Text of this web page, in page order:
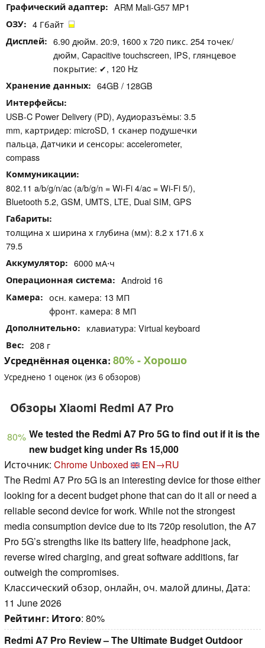
Графический адаптер ARM Mali-G57 MP1
ОЗУ 4 Гбайт
Дисплей
6.90 дюйм. 20:9, 1600 x 720 пикс. 254 точек/
дюйм, Capacitive touchscreen, IPS, глянцевое
покрытие: ✔, 120 Hz
Хранение данных 64GB / 128GB
Интерфейсы
USB-C Power Delivery (PD), Аудиоразъёмы: 3.5
mm, картридер: microSD, 1 сканер подушечки
пальца, Датчики и сенсоры: accelerometer,
compass
Коммуникации
802.11 a/b/g/n/ac (a/b/g/n = Wi-Fi 4/ac = Wi-Fi 5/),
Bluetooth 5.2, GSM, UMTS, LTE, Dual SIM, GPS
Габариты
толщина х ширина х глубина (мм): 8.2 x 171.6 x
79.5
Аккумулятор 6000 мА⋅ч
Операционная система Android 16
Камера
осн. камера: 13 МП
фронт. камера: 8 МП
Дополнительно клавиатура: Virtual keyboard
Вес 208 г
Усреднённая оценка: 80%- Хорошо
Усреднено 1 оценок (из 6 обзоров)
Обзоры Xiaomi Redmi A7 Pro
80% We tested the Redmi A7 Pro 5G to find out if it is the
new budget king under Rs 15,000
Источник: Chrome Unboxed
EN→RU
The Redmi A7 Pro 5G is an interesting device for those either
looking for a decent budget phone that can do it all or need a
reliable second device for work. While not the strongest
media consumption device due to its 720p resolution, the A7
Pro 5G’s strengths like its battery life, headphone jack,
reverse wired charging, and great software additions, far
outweigh the compromises.
Классический обзор, онлайн, оч. малой длины, Дата:
11 June 2026
Рейтинг: Итого: 80%
Redmi A7 Pro Review – The Ultimate Budget Outdoor